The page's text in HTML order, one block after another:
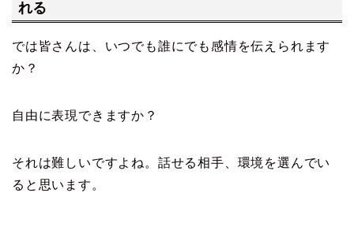
れる
では皆さんは、いつでも誰にでも感情を伝えられます
か？
自由に表現できますか？
それは難しいですよね。話せる相手、環境を選んでい
ると思います。